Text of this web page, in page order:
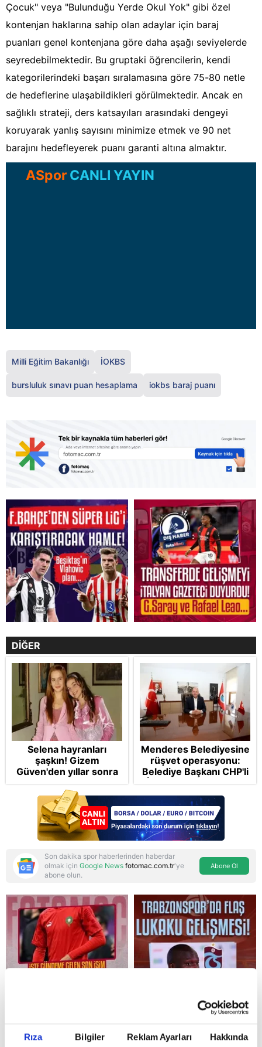
Rıza Bilgiler Reklam Ayarları Hakkında
Reddet
Çocuk" veya "Bulunduğu Yerde Okul Yok" gibi özel
kontenjan haklarına sahip olan adaylar için baraj
puanları genel kontenjana göre daha aşağı seviyelerde
seyredebilmektedir. Bu gruptaki öğrencilerin, kendi
kategorilerindeki başarı sıralamasına göre 75-80 netle
de hedeflerine ulaşabildikleri görülmektedir. Ancak en
sağlıklı strateji, ders katsayıları arasındaki dengeyi
koruyarak yanlış sayısını minimize etmek ve 90 net
barajını hedefleyerek puanı garanti altına almaktır.
ASpor CANLI YAYIN
Milli Eğitim Bakanlığı İOKBS
bursluluk sınavı puan hesaplama iokbs baraj puanı
DİĞER
Selena hayranları
şaşkın! Gizem
Güven'den yıllar sonra
gelen Cansu Demirci
itirafı! "Konuşmuyoruz"
Menderes Belediyesine
rüşvet operasyonu:
Belediye Başkanı CHP'li
İlkay Çiçek tutuklandı
Son dakika spor haberlerinden haberdar
olmak için Google News fotomac.com.tr'ye
abone olun.
Abone Ol